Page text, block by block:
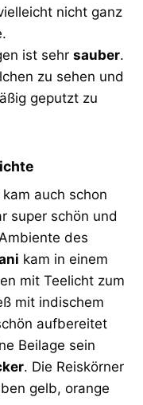
nicht ganz
ist sehr sauber.
zu sehen und
geputzt zu
kam auch schon
super schön und
des
kam in einem
mit Teelicht zum
mit indischem
aufbereitet
Beilage sein
. Die Reiskörner
gelb, orange